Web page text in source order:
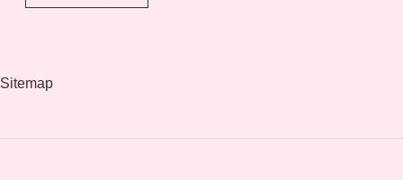
Kadın
Sitemap